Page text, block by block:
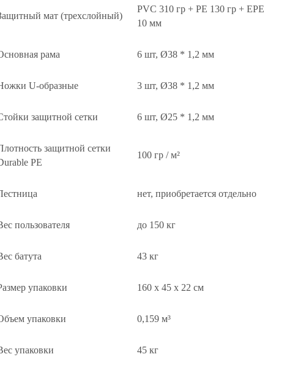
мат (трехслойный)
PVC 310 гр + PE 130 гр + EPE
10 мм
рама 6 шт, Ø38 * 1,2 мм
U-образные 3 шт, Ø38 * 1,2 мм
защитной сетки 6 шт, Ø25 * 1,2 мм
защитной сетки
PE
100 гр / м²
нет, приобретается отдельно
пользователя до 150 кг
батута 43 кг
упаковки 160 х 45 х 22 см
упаковки 0,159 м³
упаковки 45 кг